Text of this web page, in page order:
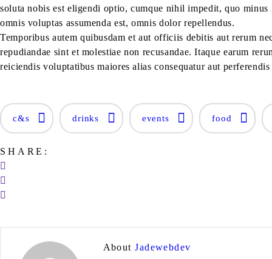
soluta nobis est eligendi optio, cumque nihil impedit, quo minus
omnis voluptas assumenda est, omnis dolor repellendus.
Temporibus autem quibusdam et aut officiis debitis aut rerum
repudiandae sint et molestiae non recusandae. Itaque earum
reiciendis voluptatibus maiores alias consequatur aut
c&s drinks events food
SHARE:
AboutJadewebdev